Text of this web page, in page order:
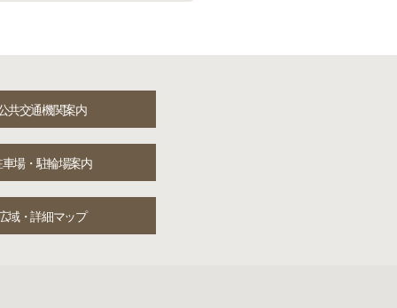
共交通機関案内
場・駐輪場案内
域・詳細マップ